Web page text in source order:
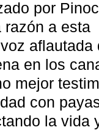
por
razón a esta
aflautada
en los
mejor
con
la vida